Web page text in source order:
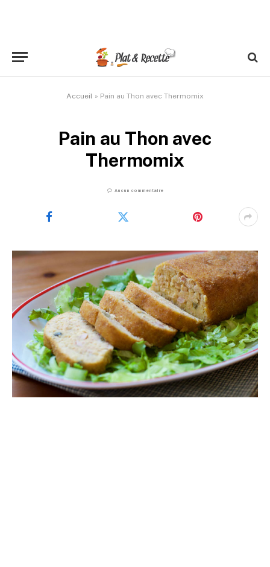
Accueil » Pain au Thon avec Thermomix
Pain au Thon avec
Thermomix
Aucun commentaire